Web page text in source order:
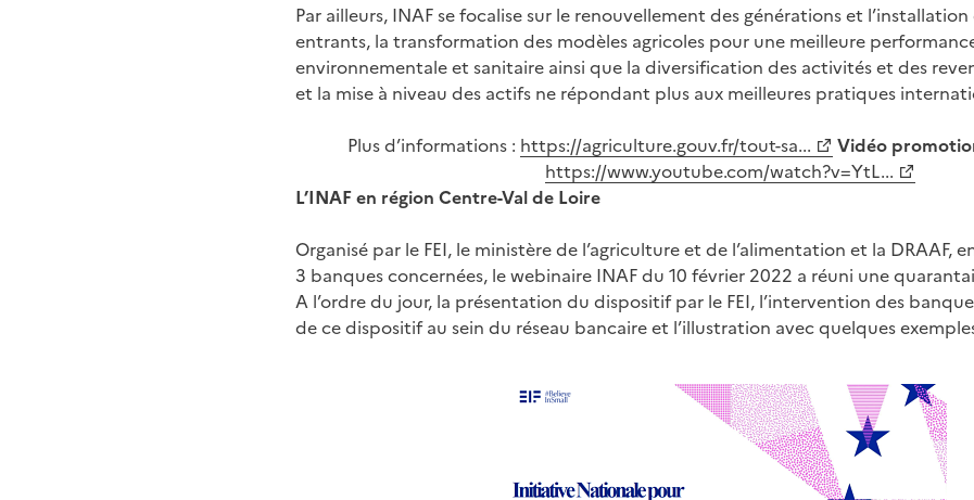
Par ailleurs, INAF se focalise sur le renouvellement des générations et
entrants, la transformation des modèles agricoles pour une meilleure
environnementale et sanitaire ainsi que la diversification des activités et des
et la mise à niveau des actifs ne répondant plus aux meilleures pratiques
Plus d’informations : https://agriculture.gouv.fr/tout-sa... Vidéo
https://www.youtube.com/watch?v=YtL...
L’INAF en région Centre-Val de Loire
Organisé par le FEI, le ministère de l’agriculture et de l’alimentation et la DRAAF,
3 banques concernées, le webinaire INAF du 10 février 2022 a réuni une
A l’ordre du jour, la présentation du dispositif par le FEI, l’intervention des
de ce dispositif au sein du réseau bancaire et l’illustration avec quelques